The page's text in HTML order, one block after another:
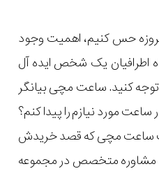
حس کنیم، اهمیت وجود
اطرافیان یک شخص ایده آل
کنید. ساعت مچی بیانگر
مورد نیازم را پیدا کنم؟
ساعت مچی که قصد خریدش
یک مشاوره متخصص در مجموعه